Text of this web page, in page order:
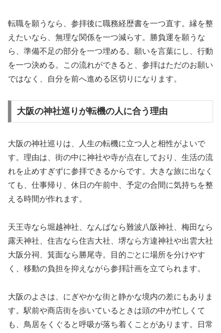
転職を願うなら、参拝後に職務経歴書を一つ直す。縁を整
えたいなら、無理な関係を一つ減らす。勝負運を願うな
ら、準備不足の部分を一つ埋める。願いを言葉にし、行動
を一つ決める。この流れができると、参拝はただのお願い
ではなく、自分を前へ進める区切りになります。
大阪の神社巡りが転機の人に合う理由
大阪の神社巡りは、人生の転機に立つ人と相性がよいで
す。理由は、街の中に神社や寺が点在しており、生活の流
れを止めすぎずに参拝できるからです。大きな旅に出なく
ても、仕事帰り、休日の午前中、予定の合間に気持ちを整
える時間が作れます。
天王寺なら堀越神社、なんばなら難波八阪神社、梅田なら
露天神社、住吉なら住吉大社、堺なら方違神社や出雲大社
大阪分祠、箕面なら勝尾寺。目的ごとに場所を分けやす
く、移動の負担を抑えながら参拝計画を立てられます。
大阪のよさは、にぎやかな街と静かな境内の差にもありま
す。駅前や商店街を歩いているときは頭の中が忙しくて
も、鳥居をくぐると呼吸が落ち着くことがあります。日常